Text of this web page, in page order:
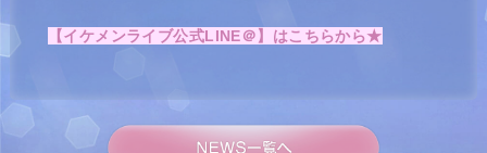
【イケメンライブ公式LINE＠】はこちらから★